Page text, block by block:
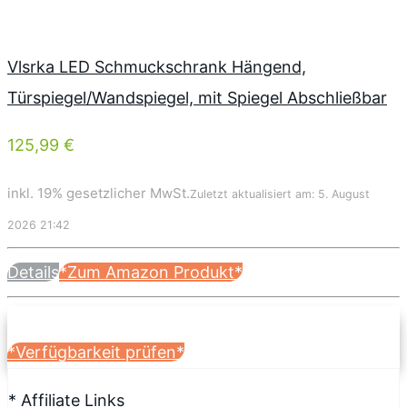
Vlsrka LED Schmuckschrank Hängend,
Türspiegel/Wandspiegel, mit Spiegel Abschließbar
125,99 €
inkl. 19% gesetzlicher MwSt.Zuletzt aktualisiert am: 5. August
2026 21:42
Details*Zum Amazon Produkt*
*Verfügbarkeit prüfen*
* Affiliate Links